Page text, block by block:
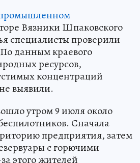
Вязники Шпаковского
специалисты проверили
По данным краевого
ресурсов,
концентраций
выявили.
утром 9 июля около
Сначала
предприятия, затем
с горючими
этого жителей